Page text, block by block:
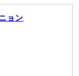
ョン